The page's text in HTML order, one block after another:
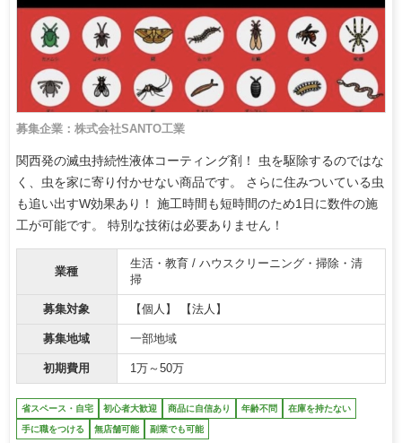
募集企業：株式会社SANTO工業
関西発の滅虫持続性液体コーティング剤！ 虫を駆除するのではな
く、虫を家に寄り付かせない商品です。 さらに住みついている虫
も追い出すW効果あり！ 施工時間も短時間のため1日に数件の施
工が可能です。 特別な技術は必要ありません！
業種
生活・教育 / ハウスクリーニング・掃除・清
掃
募集対象 【個人】 【法人】
募集地域 一部地域
初期費用 1万～50万
省スペース・自宅 初心者大歓迎 商品に自信あり 年齢不問 在庫を持たない
手に職をつける 無店舗可能 副業でも可能